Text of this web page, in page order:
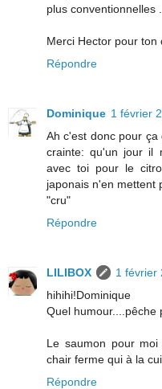
plus conventionnelles ...
Merci Hector pour ton
Répondre
Dominique 1 février
Ah c'est donc pour
crainte: qu'un jour il
avec toi pour le
japonais n'en mettent
"cru"
Répondre
LILIBOX
1 février
hihihi!Dominique
Quel humour....pêche
Le saumon pour
chair ferme qui à la
Répondre